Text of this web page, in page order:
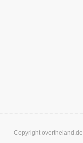
Copyright overtheland.de